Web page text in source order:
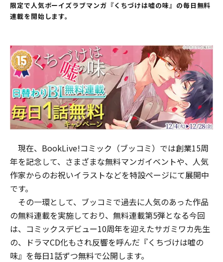
限定で人気ボーイズラブマンガ『くちづけは嘘の味』の毎日無料
連載を開始します。
現在、BookLive!コミック（ブッコミ）では創業15周
年を記念して、さまざまな無料マンガイベントや、人気
作家からのお祝いイラストなどを特設ページにて展開中
です。
その一環として、ブッコミで過去に人気のあった作品
の無料連載を実施しており、無料連載第5弾となる今回
は、コミックスデビュー10周年を迎えたサガミワカ先生
の、ドラマCD化もされ反響を呼んだ『くちづけは嘘の
味』を毎日1話ずつ無料で公開します。